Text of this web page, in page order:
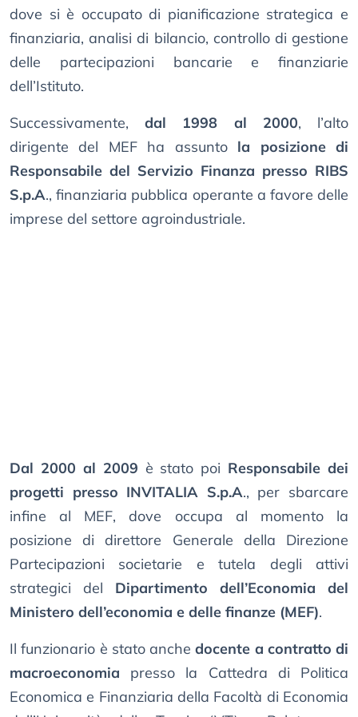
dove si è occupato di pianificazione strategica e
finanziaria, analisi di bilancio, controllo di gestione
delle partecipazioni bancarie e finanziarie
dell’Istituto.
Successivamente,dal 1998 al 2000, l’alto
dirigente del MEF ha assunto la posizione di
Responsabile del Servizio Finanza presso RIBS
S.p.A., finanziaria pubblica operante a favore delle
imprese del settore agroindustriale.
Dal 2000 al 2009 è stato poi Responsabile dei
progetti presso INVITALIA S.p.A., per sbarcare
infine al MEF, dove occupa al momento la
posizione di direttore Generale della Direzione
Partecipazioni societarie e tutela degli attivi
strategici del Dipartimento dell’Economia del
Ministero dell’economia e delle finanze (MEF).
Il funzionario è stato anchedocente a contratto di
macroeconomia presso la Cattedra di Politica
Economica e Finanziaria della Facoltà di Economia